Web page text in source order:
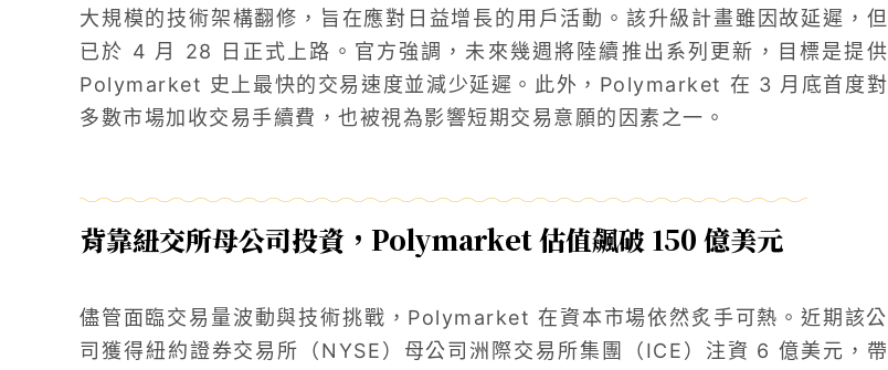
大規模的技術架構翻修，旨在應對日益增長的用戶活動。該升級計畫雖因故延遲，但
已於 4 月 28 日正式上路。官方強調，未來幾週將陸續推出系列更新，目標是提供
Polymarket 史上最快的交易速度並減少延遲。此外，Polymarket 在 3 月底首度對
多數市場加收交易手續費，也被視為影響短期交易意願的因素之一。
背靠紐交所母公司投資，Polymarket 估值飆破 150 億美元
儘管面臨交易量波動與技術挑戰，Polymarket 在資本市場依然炙手可熱。近期該公
司獲得紐約證券交易所（NYSE）母公司洲際交易所集團（ICE）注資 6 億美元，帶